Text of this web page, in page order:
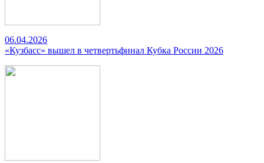
06.04.2026
«Кузбасс» вышел в четвертьфинал Кубка России 2026